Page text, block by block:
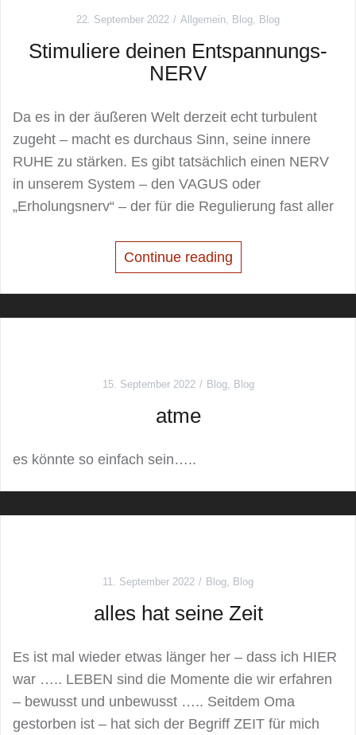
22. September 2022 Allgemein, Blog, Blog
Stimuliere deinen Entspannungs-
NERV
Da es in der äußeren Welt derzeit echt turbulent
zugeht – macht es durchaus Sinn, seine innere
RUHE zu stärken. Es gibt tatsächlich einen NERV
in unserem System – den VAGUS oder
„Erholungsnerv“ – der für die Regulierung fast aller
Continue reading
15. September 2022 Blog, Blog
atme
es könnte so einfach sein…..
11. September 2022 Blog, Blog
alles hat seine Zeit
Es ist mal wieder etwas länger her – dass ich HIER
war ….. LEBEN sind die Momente die wir erfahren
– bewusst und unbewusst ….. Seitdem Oma
gestorben ist – hat sich der Begriff ZEIT für mich